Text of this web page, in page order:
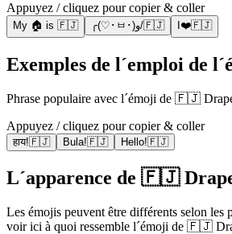
Appuyez / cliquez pour copier & coller
My 🏠 is 🇫🇯 ╭(♡･ㅂ･)و/🇫🇯 I❤️🇫🇯
Exemples de l´emploi de
Phrase populaire avec l´émoji de 🇫🇯
Appuyez / cliquez pour copier & coller
हाय!🇫🇯 Bula!🇫🇯 Hello!🇫🇯
L´apparence de 🇫🇯
Les émojis peuvent être différents selon les
voir ici à quoi ressemble l´émoji de 🇫🇯